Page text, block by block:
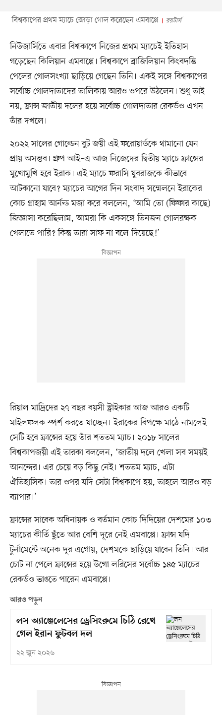
বিশ্বকাপের প্রথম ম্যাচে জোড়া গোল করেছেন এমবাপ্পে রয়টার্স
নিউজার্সিতে এবার বিশ্বকাপে নিজের প্রথম ম্যাচেই ইতিহাস
গড়েছেন কিলিয়ান এমবাপ্পে। বিশ্বকাপে ব্রাজিলিয়ান কিংবদন্তি
পেলের গোলসংখ্যা ছাড়িয়ে গেছেন তিনি। একই সঙ্গে বিশ্বকাপের
সর্বোচ্চ গোলদাতাদের তালিকায় আরও ওপরে উঠলেন। শুধু তাই
নয়, ফ্রান্স জাতীয় দলের হয়ে সর্বোচ্চ গোলদাতার রেকর্ডও এখন
তাঁর দখলে।
২০২২ সালের গোল্ডেন বুট জয়ী এই ফরোয়ার্ডকে থামানো যেন
প্রায় অসম্ভব। গ্রুপ আই–এ আজ নিজেদের দ্বিতীয় ম্যাচে ফ্রান্সের
মুখোমুখি হবে ইরাক। এই ম্যাচে ফরাসি যুবরাজকে কীভাবে
আটকানো যাবে? ম্যাচের আগের দিন সংবাদ সম্মেলনে ইরাকের
কোচ গ্রাহাম আর্নল্ড মজা করে বললেন, ‘আমি তো (ফিফার কাছে)
জিজ্ঞাসা করেছিলাম, আমরা কি একসঙ্গে তিনজন গোলরক্ষক
খেলাতে পারি? কিন্তু তারা সাফ না বলে দিয়েছে!’
রিয়াল মাদ্রিদের ২৭ বছর বয়সী স্ট্রাইকার আজ আরও একটি
মাইলফলক স্পর্শ করতে যাচ্ছেন। ইরাকের বিপক্ষে মাঠে নামলেই
সেটি হবে ফ্রান্সের হয়ে তাঁর শততম ম্যাচ। ২০১৮ সালের
বিশ্বকাপজয়ী এই তারকা বললেন, ‘জাতীয় দলে খেলা সব সময়ই
আনন্দের। এর চেয়ে বড় কিছু নেই। শততম ম্যাচ, এটা
ঐতিহাসিক। তার ওপর যদি সেটা বিশ্বকাপে হয়, তাহলে আরও বড়
ব্যাপার।’
ফ্রান্সের সাবেক অধিনায়ক ও বর্তমান কোচ দিদিয়ের দেশমের ১০৩
ম্যাচের কীর্তি ছুঁতে আর বেশি দূরে নেই এমবাপ্পে। ফ্রান্স যদি
টুর্নামেন্টে অনেক দূর এগোয়, দেশমকে ছাড়িয়ে যাবেন তিনি। আর
চোট না পেলে ফ্রান্সের হয়ে উগো লরিসের সর্বোচ্চ ১৪৫ ম্যাচের
রেকর্ডও ভাঙতে পারেন এমবাপ্পে।
আরও পড়ুন
লস অ্যাঞ্জেলেসের ড্রেসিংরুমে চিঠি রেখে
গেল ইরান ফুটবল দল
২২ জুন ২০২৬